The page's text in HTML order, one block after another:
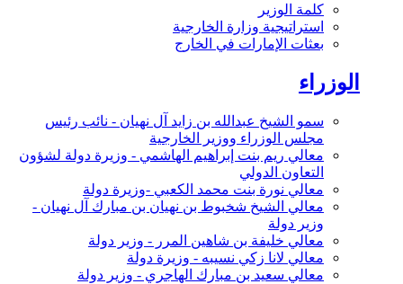
كلمة الوزير
استراتيجية وزارة الخارجية
بعثات الإمارات في الخارج
الوزراء
سمو الشيخ عبدالله بن زايد آل نهيان - نائب رئيس
مجلس الوزراء ووزير الخارجية
معالي ريم بنت إبراهيم الهاشمي - وزيرة دولة لشؤون
التعاون الدولي
معالي نورة بنت محمد الكعبي -وزيرة دولة
معالي الشيخ شخبوط بن نهيان بن مبارك آل نهيان -
وزير دولة
معالي خليفة بن شاهين المرر - وزير دولة
معالي لانا زكي نسيبه - وزيرة دولة
معالي سعيد بن مبارك الهاجري - وزير دولة